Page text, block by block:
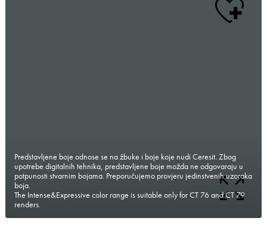
Predstavljene boje odnose se na žbuke i boje koje nudi Ceresit. Zbog
upotrebe digitalnih tehnika, predstavljene boje možda ne odgovaraju u
potpunosti stvarnim bojama. Preporučujemo provjeru jedinstvenih uzoraka
boja.
The Intense&Expressive color range is suitable only for CT 76 and CT 79
renders.